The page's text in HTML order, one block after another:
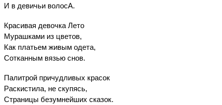
И в девичьи волосА.
Красивая девочка Лето
Мурашками из цветов,
Как платьем живым одета,
Сотканным вязью снов.
Палитрой причудливых красок
Раскистила, не скупясь,
Страницы безумнейших сказок.